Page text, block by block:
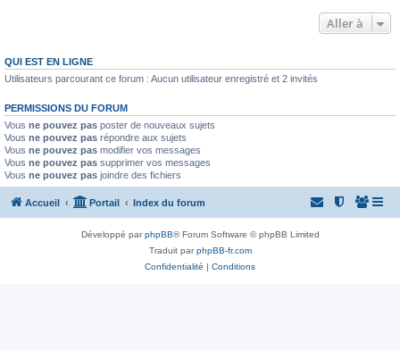
Aller à
QUI EST EN LIGNE
Utilisateurs parcourant ce forum : Aucun utilisateur enregistré et 2 invités
PERMISSIONS DU FORUM
Vous ne pouvez pas poster de nouveaux sujets
Vous ne pouvez pas répondre aux sujets
Vous ne pouvez pas modifier vos messages
Vous ne pouvez pas supprimer vos messages
Vous ne pouvez pas joindre des fichiers
Accueil Portail Index du forum
Développé parphpBB® Forum Software © phpBB Limited
Traduit parphpBB-fr.com
Confidentialité | Conditions